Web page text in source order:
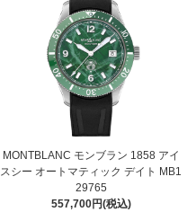
MONTBLANC モンブラン 1858 アイ
スシー オートマティック デイト MB1
29765
557,700円(税込)